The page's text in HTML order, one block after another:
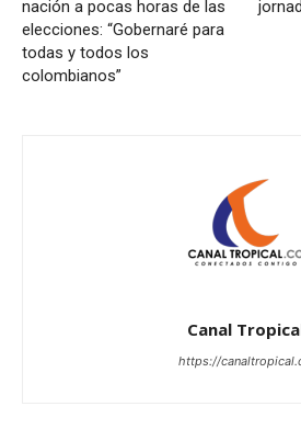
nación a pocas horas de las
elecciones: “Gobernaré para
todas y todos los
colombianos”
Canal
https://